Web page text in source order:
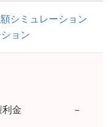
シミュレーション
ョン
利金 －